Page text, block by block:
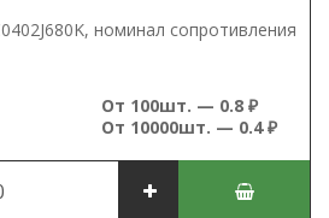
номинал сопротивления
От 100шт. — 0.8 ₽
От 10000шт. — 0.4 ₽